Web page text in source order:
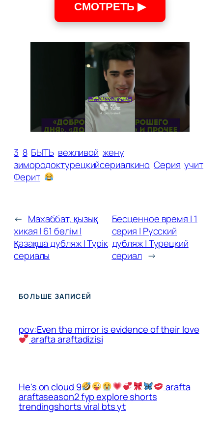
СМОТРЕТЬ ▶
3 8 БЫТЬ вежливой жену
зимородоктурецкийсериалкино Серия учит
Ферит
← Махаббат, қызық
хикая | 61 бөлім |
Қазақша дубляж | Түрік
сериалы
Бесценное время | 1
серия | Русский
дубляж | Турецкий
сериал →
БОЛЬШЕ ЗАПИСЕЙ
pov:Even the mirror is evidence of their love
arafta araftadizisi
He's on cloud 9 arafta
araftaseason2 fyp explore shorts
trendingshorts viral bts yt